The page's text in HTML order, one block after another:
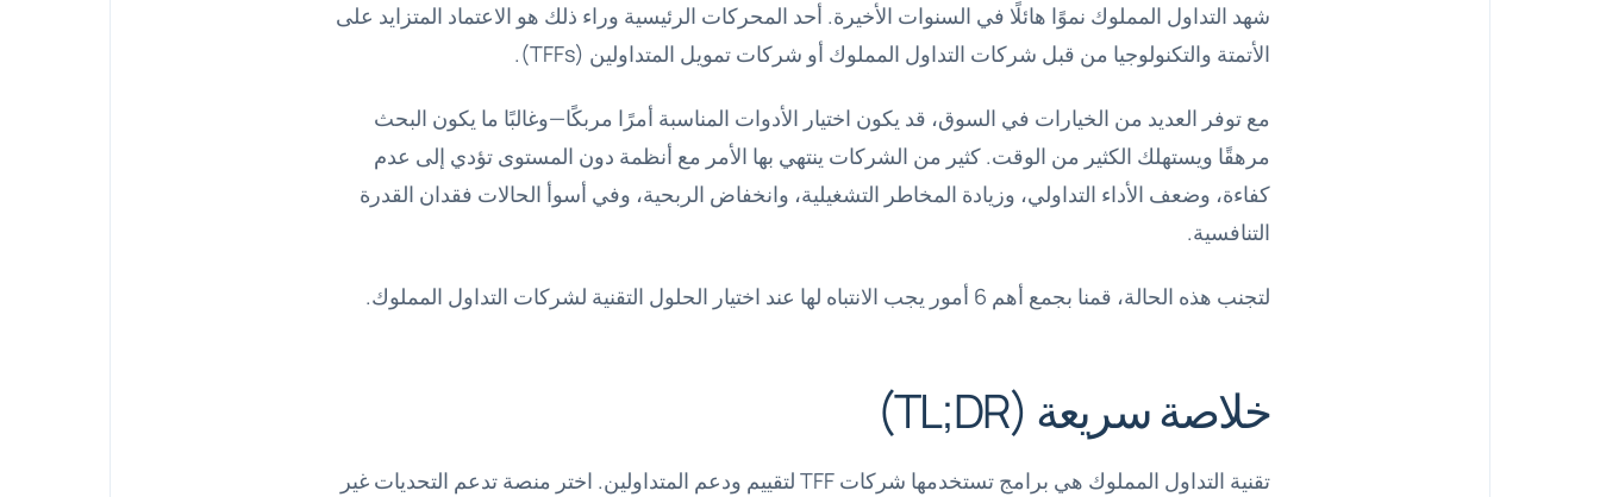
شهد التداول المملوك نموًا هائلًا في السنوات الأخيرة. أحد المحركات الرئيسية وراء ذلك هو الاعتماد المتزايد على
الأتمتة والتكنولوجيا من قبل شركات التداول المملوك أو شركات تمويل المتداولين (TFFs).
مع توفر العديد من الخيارات في السوق، قد يكون اختيار الأدوات المناسبة أمرًا مربكًا—وغالبًا ما يكون البحث
مرهقًا ويستهلك الكثير من الوقت. كثير من الشركات ينتهي بها الأمر مع أنظمة دون المستوى تؤدي إلى عدم
كفاءة، وضعف الأداء التداولي، وزيادة المخاطر التشغيلية، وانخفاض الربحية، وفي أسوأ الحالات فقدان القدرة
التنافسية.
لتجنب هذه الحالة، قمنا بجمع أهم 6 أمور يجب الانتباه لها عند اختيار الحلول التقنية لشركات التداول المملوك.
خلاصة سريعة (TL;DR)
تقنية التداول المملوك هي برامج تستخدمها شركات TFF لتقييم ودعم المتداولين. اختر منصة تدعم التحديات غير